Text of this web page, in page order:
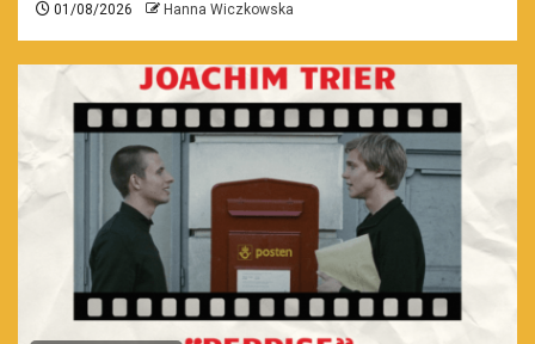
01/08/2026 Hanna Wiczkowska